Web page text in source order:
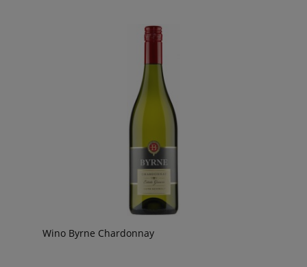
Wino Byrne Chardonnay